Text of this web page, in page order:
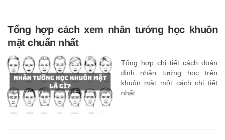
Tổng hợp cách xem nhân tướng học khuôn
mặt chuẩn nhất
Tổng hợp chi tiết cách đoán
định nhân tướng học trên
khuôn mặt một cách chi tiết
nhất